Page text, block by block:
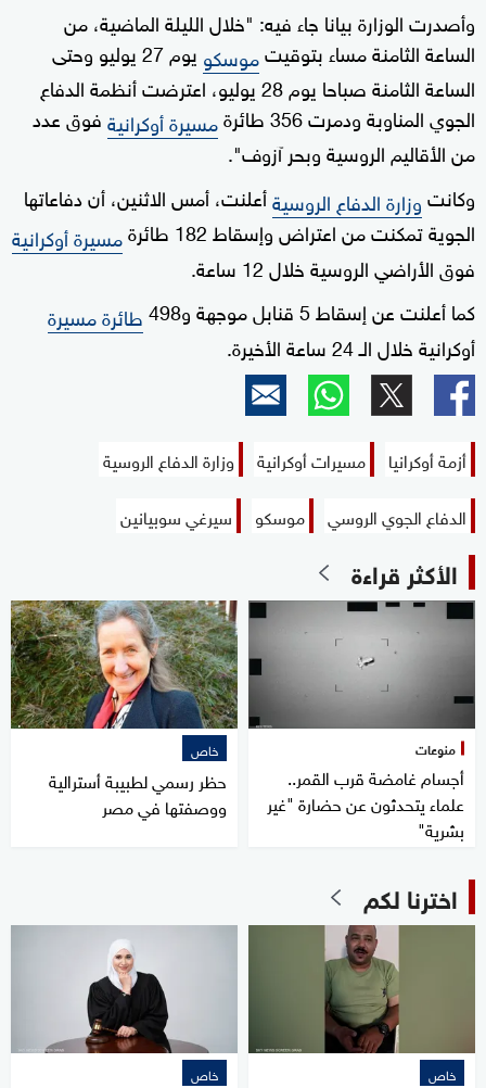
وأصدرت الوزارة بيانا جاء فيه: "خلال الليلة الماضية، من
الساعة الثامنة مساء بتوقيتموسكو
يوم 27 يوليو وحتى
الساعة الثامنة صباحا يوم 28 يوليو، اعترضت أنظمة الدفاع
الجوي المناوبة ودمرت 356 طائرة
مسيرة أوكرانيةفوق عدد
من الأقاليم الروسية وبحر آزوف".
وكانتوزارة الدفاع الروسيةأعلنت، أمس الاثنين، أن دفاعاتها
الجوية تمكنت من اعتراض وإسقاط 182 طائرة
مسيرة أوكرانية
فوق الأراضي الروسية خلال 12 ساعة.
كما أعلنت عن إسقاط 5 قنابل موجهة و498
طائرة مسيرة
أوكرانية خلال الـ 24 ساعة الأخيرة.
أزمة أوكرانيا مسيرات أوكرانية
وزارة الدفاع الروسية
الدفاع الجوي الروسي
موسكو سيرغي سوبيانين
الأكثر قراءة
منوعات
أجسام غامضة قرب القمر..
علماء يتحدثون عن حضارة "غير
بشرية"
خاص
حظر رسمي لطبيبة أسترالية
ووصفتها في مصر
اخترنا لكم
خاص خاص